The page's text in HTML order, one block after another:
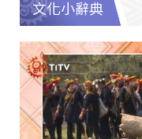
文化小辭典